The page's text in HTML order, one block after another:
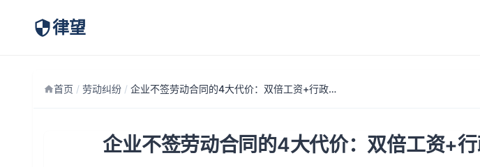
律望
首页 / 劳动纠纷 / 企业不签劳动合同的4大代价：双倍工资+行政处罚+员工举报
企业不签劳动合同的4大代价：双倍工资+